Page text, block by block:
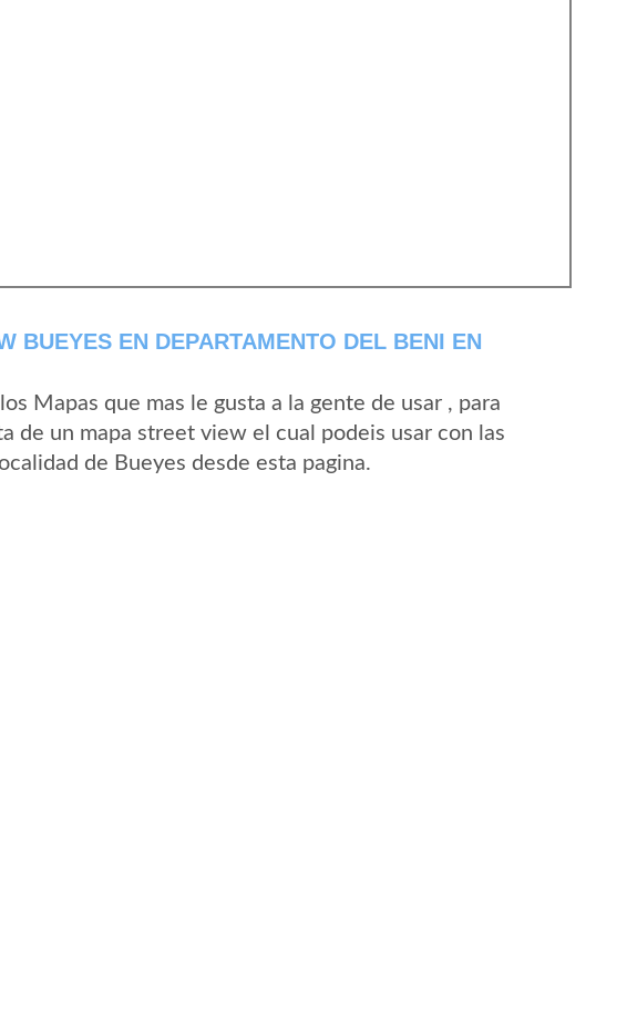
BUEYES EN DEPARTAMENTO DEL BENI EN
Mapas que mas le gusta a la gente de usar , para
de un mapa street view el cual podeis usar con las
de Bueyes desde esta pagina.